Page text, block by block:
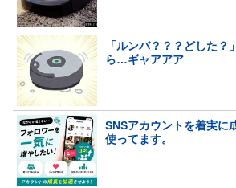
「ルンバ？？？どした？
ら…ギャアアア
SNSアカウントを着実に
使ってます。